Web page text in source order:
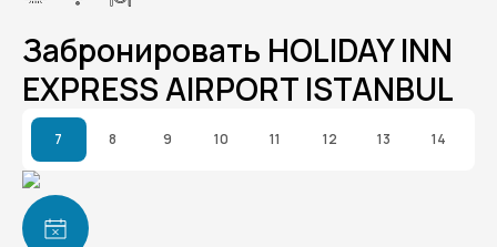
Забронировать HOLIDAY INN
EXPRESS AIRPORT ISTANBUL
7 8 9 10 11 12 13 14